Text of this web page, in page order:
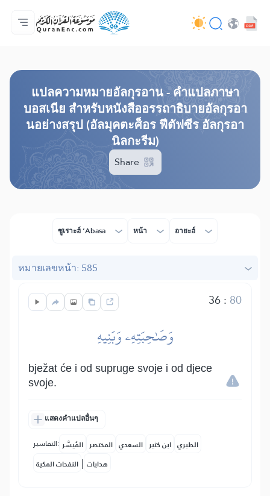
หน้าหลัก
สารบัญ​คำแปล
Audio
บริการสำหรับนักพัฒนา - API
เกี่ยวกับโครงการ
ติดต่อเรา
ภาษา
แปล​ความหมาย​อัลกุรอาน​ - คำแปลภาษา
บอสเนีย สำหรับหนังสืออรรถาธิบายอัลกุรอา
นอย่างสรุป (อัลมุคตะศ็อร ฟีตัฟซีร อัลกุรอา
นิลกะรีม)
Share
ซูเราะฮ์ ‘Abasa หน้า อายะฮ์
หมายเลขหน้า: 585
36: 80
وَصَٰحِبَتِهِۦ وَبَنِيهِ
bježat će i od supruge svoje i od djece
svoje.
แสดงคำแปลอื่นๆ
التفاسير: المُيسَّر المختصر السعدي ابن كثير الطبري
النفحات المكية | هدايات